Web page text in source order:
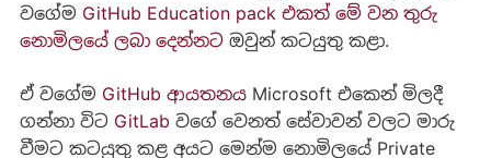
වගේම GitHub Education pack එකත් මේ වන තුරු
නොමිලයේ ලබා දෙන්නට ඔවුන් කටයුතු කළා.
ඒ වගේම GitHub ආයතනයMicrosoft එකෙන් මිලදී
ගන්නා විට GitLab වගේ වෙනත් සේවාවන් වලට මාරු
වීමට කටයුතු කළ අයට මෙන්ම නොමිලයේ Private